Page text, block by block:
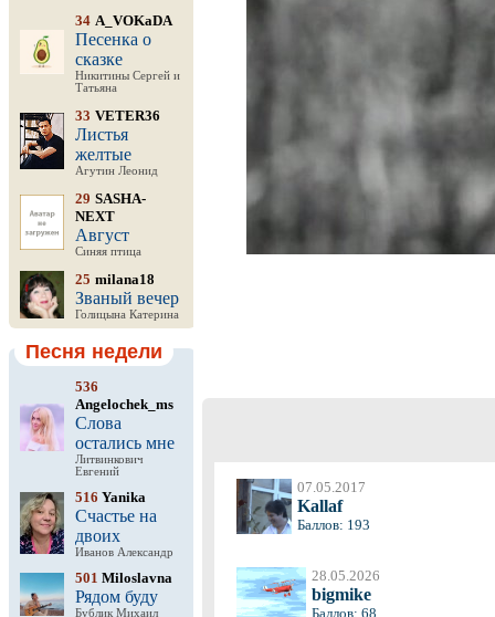
34 A_VOKaDA
Песенка о
сказке
Никитины Сергей и
Татьяна
33 VETER36
Листья
желтые
Агутин Леонид
29 SASHA-
NEXT
Август
Синяя птица
25 milana18
Званый вечер
Голицына Катерина
Песня недели
536
Angelochek_ms
Слова
остались мне
Литвинкович
Евгений
516 Yanika
Счастье на
двоих
Иванов Александр
501 Miloslavna
Рядом буду
Бублик Михаил
07.05.2017
Kallaf
Баллов: 193
28.05.2026
bigmike
Баллов: 68